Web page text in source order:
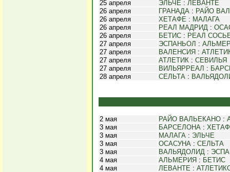
25 апреля ЭЛЬЧЕ : ЛЕВАНТЕ
26 апреля
ГРАНАДА : РАЙО
26 апреля
ХЕТАФЕ : МАЛАГА
26 апреля
РЕАЛ МАДРИД :
26 апреля
БЕТИС : РЕАЛ
27 апреля
ЭСПАНЬОЛ :
27 апреля
ВАЛЕНСИЯ :
27 апреля
АТЛЕТИК : СЕВИЛЬЯ
27 апреля
ВИЛЬЯРРЕАЛ :
28 апреля
СЕЛЬТА :
2 мая РАЙО ВАЛЬЕКАНО :
3 мая
БАРСЕЛОНА :
3 мая
МАЛАГА : ЭЛЬЧЕ
3 мая
ОСАСУНА : СЕЛЬТА
3 мая
ВАЛЬЯДОЛИД :
4 мая
АЛЬМЕРИЯ : БЕТИС
4 мая
ЛЕВАНТЕ :